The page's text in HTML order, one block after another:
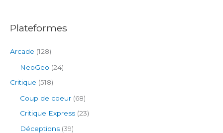
Plateformes
Arcade (128)
NeoGeo (24)
Critique (518)
Coup de coeur (68)
Critique Express (23)
Déceptions (39)